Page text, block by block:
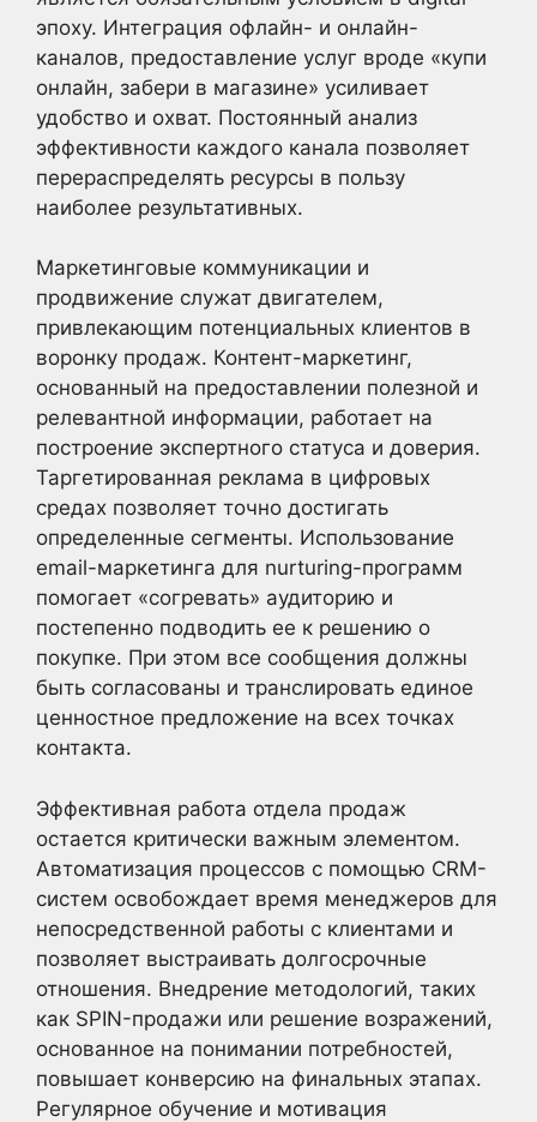
эпоху. Интеграция офлайн- и онлайн-
каналов, предоставление услуг вроде «купи
онлайн, забери в магазине» усиливает
удобство и охват. Постоянный анализ
эффективности каждого канала позволяет
перераспределять ресурсы в пользу
наиболее результативных.
Маркетинговые коммуникации и
продвижение служат двигателем,
привлекающим потенциальных клиентов в
воронку продаж. Контент-маркетинг,
основанный на предоставлении полезной и
релевантной информации, работает на
построение экспертного статуса и доверия.
Таргетированная реклама в цифровых
средах позволяет точно достигать
определенные сегменты. Использование
email-маркетинга для nurturing-программ
помогает «согревать» аудиторию и
постепенно подводить ее к решению о
покупке. При этом все сообщения должны
быть согласованы и транслировать единое
ценностное предложение на всех точках
контакта.
Эффективная работа отдела продаж
остается критически важным элементом.
Автоматизация процессов с помощью CRM-
систем освобождает время менеджеров для
непосредственной работы с клиентами и
позволяет выстраивать долгосрочные
отношения. Внедрение методологий, таких
как SPIN-продажи или решение возражений,
основанное на понимании потребностей,
повышает конверсию на финальных этапах.
Регулярное обучение и мотивация